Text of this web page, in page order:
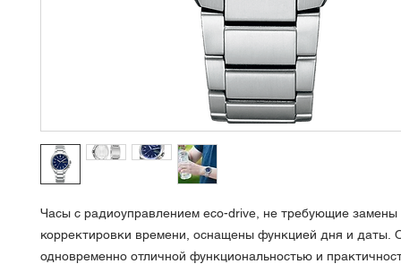
Часы с радиоуправлением eco-drive, не требующие замены
корректировки времени, оснащены функцией дня и даты.
одновременно отличной функциональностью и